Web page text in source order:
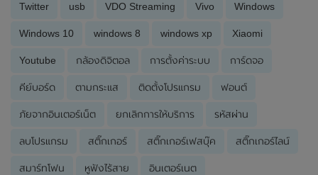
Twitter usb VDO Streaming Vivo Windows
Windows 10 windows 8 windows xp Xiaomi
Youtube กล้องดิจิตอล การตั้งค่าระบบ การ์ดจอ
คีย์บอร์ด ตามกระแส ติดตั้งโปรแกรม ฟอนต์
ภัยจากอินเตอร์เน็ต ยกเลิกการให้บริการ รหัสผ่าน
ลบโปรแกรม สติ๊กเกอร์ สติ๊กเกอร์เฟสบุ๊ค สติ๊กเกอร์ไลน์
สมาร์ทโฟน หูฟังไร้สาย อินเตอร์เนต